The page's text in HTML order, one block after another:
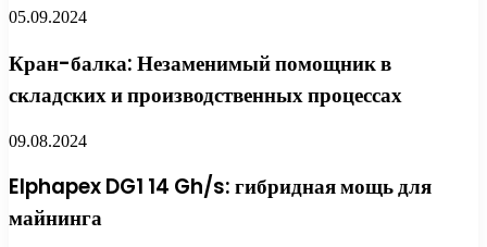
05.09.2024
Кран-балка: Незаменимый помощник в
складских и производственных процессах
09.08.2024
Elphapex DG1 14 Gh/s: гибридная мощь для
майнинга